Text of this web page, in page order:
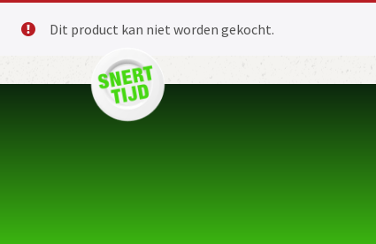
Dit product kan niet worden gekocht.